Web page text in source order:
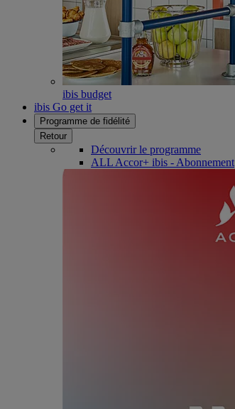
ibis budget
ibis Go get it
Programme de fidélité
Retour
Découvrir le programme
ALL Accor+ ibis - Abonnement